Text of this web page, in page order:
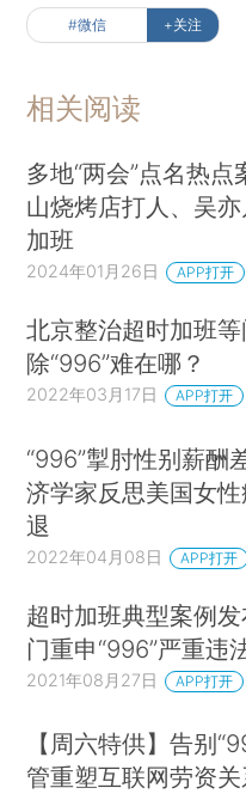
#微信 +关注
相关阅读
多地“两会”点名热点
山烧烤店打人、吴
加班
2024年01月26日 APP打开
北京整治超时加班
除“996”难在哪？
2022年03月17日 APP打开
“996”掣肘性别薪酬
济学家反思美国女
退
2022年04月08日 APP打开
超时加班典型案例
门重申“996”严重违
2021年08月27日 APP打开
【周六特供】告别
管重塑互联网劳资